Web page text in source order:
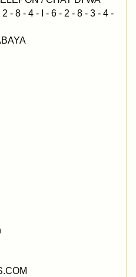
- 8 - 4 - I - 6 - 2 - 8 - 3 - 4 -